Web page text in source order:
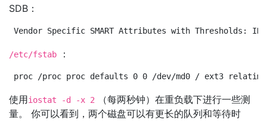
SDB：
Vendor Specific SMART Attributes with Thresholds: ID#
/etc/fstab ：
proc /proc proc defaults 0 0 /dev/md0 / ext3
使用iostat -d -x 2
（每两秒钟）在重负载下进行一些测
量。 你可以看到，两个磁盘可以有更长的队列和等待时